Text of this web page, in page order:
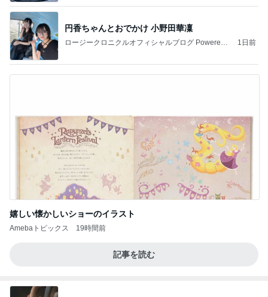
円香ちゃんとおでかけ 小野田華凜
ロージークロニクルオフィシャルブログ Powered
1日前
嬉しい懐かしいショーのイラスト
Amebaトピックス 19時間前
記事を読む